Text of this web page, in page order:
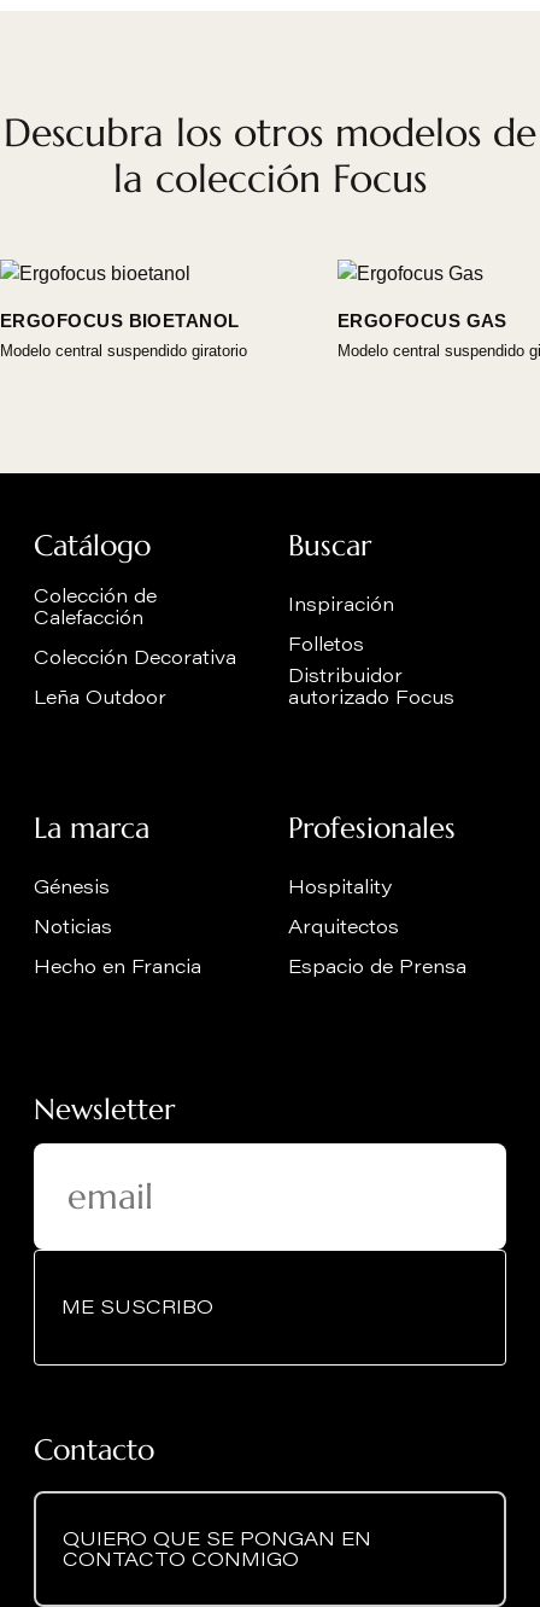
Descubra los otros modelos de
la colección Focus
ERGOFOCUS BIOETANOL
Modelo central suspendido giratorio
ERGOFOCUS GAS
Modelo central suspendido
Catálogo
Colección de
Calefacción
Colección Decorativa
Leña Outdoor
Buscar
Inspiración
Folletos
Distribuidor
autorizado Focus
La marca
Génesis
Noticias
Hecho en Francia
Profesionales
Hospitality
Arquitectos
Espacio de Prensa
Newsletter
ME SUSCRIBO
Contacto
QUIERO QUE SE PONGAN EN
CONTACTO CONMIGO